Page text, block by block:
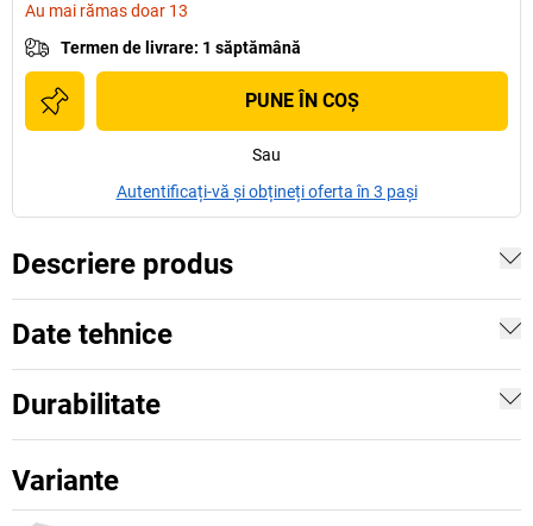
Au mai rămas doar 13
Termen de livrare: 1 săptămână
PUNE ÎN COŞ
Sau
Autentificați-vă și obțineți oferta în 3 pași
Descriere produs
Date tehnice
Durabilitate
Variante